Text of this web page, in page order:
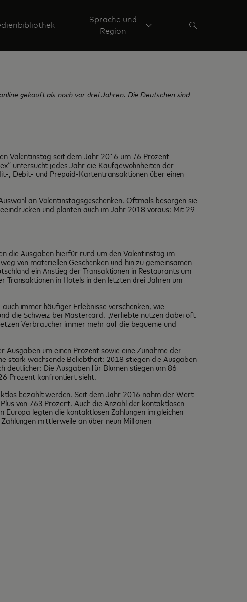
Sprache und
Region
gekauft als noch vor drei Jahren. Die Deutschen sind
Valentinstag seit dem Jahr 2016 um 76 Prozent
untersucht jedes Jahr die Kaufgewohnheiten der
, Debit- und Prepaid-Kartentransaktionen über einen
an Valentinstagsgeschenken. Oftmals besorgen sie
und planten auch im Jahr 2018 voraus: Mit 29
die Ausgaben hierfür rund um den Valentinstag im
von materiellen Geschenken und hin zu gemeinsamen
ein Anstieg der Transaktionen in Restaurants um
Transaktionen in Hotels in den letzten drei Jahren um
immer häufiger Erlebnisse verschenken, wie
die Schweiz bei Mastercard. „Verliebte nutzen dabei oft
Verbraucher immer mehr auf die bequeme und
um einen Prozent sowie eine Zunahme der
stark wachsende Beliebtheit: 2018 stiegen die Ausgaben
deutlicher: Die Ausgaben für Blumen stiegen um 86
Prozent konfrontiert sieht.
bezahlt werden. Seit dem Jahr 2016 nahm der Wert
von 763 Prozent. Auch die Anzahl der kontaktlosen
legten die kontaktlosen Zahlungen im gleichen
mittlerweile an über neun Millionen